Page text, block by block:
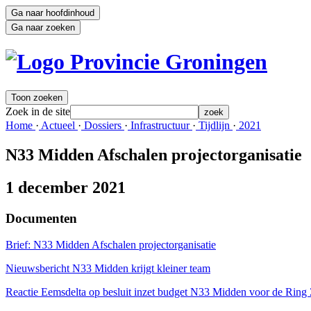
Ga naar hoofdinhoud
Ga naar zoeken
Toon zoeken
Zoek in de site zoek
Home · Actueel · Dossiers · Infrastructuur · Tijdlijn · 2021
N33 Midden Afschalen projectorganisatie
1 december 2021
Documenten
Brief: N33 Midden Afschalen projectorganisatie
Nieuwsbericht N33 Midden krijgt kleiner team
Reactie Eemsdelta op besluit inzet budget N33 Midden voor de Ring